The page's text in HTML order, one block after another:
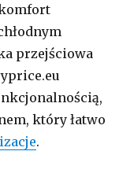
przejściowa
który łatwo
.